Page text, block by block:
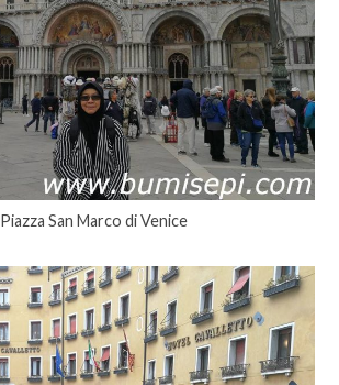
Piazza San Marco di Venice